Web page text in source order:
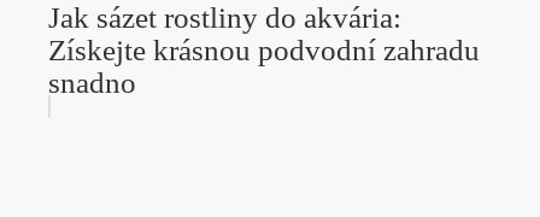
Jak sázet rostliny do akvária:
Získejte krásnou podvodní zahradu
snadno